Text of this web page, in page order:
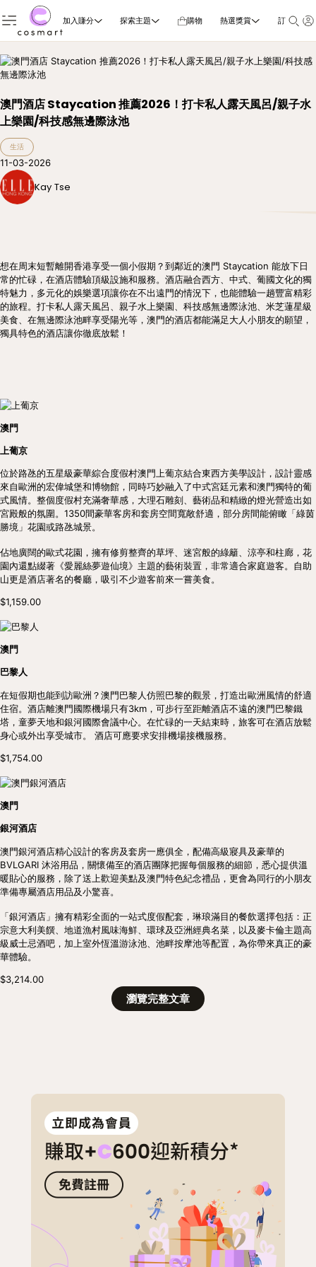
加入賺分 探索主題 購物 熱選獎賞 訂閱雜誌
澳門酒店 Staycation 推薦2026！打卡私人露天風呂/親子水
上樂園/科技感無邊際泳池
生活
11-03-2026
Kay Tse
想在周末短暫離開香港享受一個小假期？到鄰近的澳門 Staycation 能放下日
常的忙碌，在酒店體驗頂級設施和服務。酒店融合西方、中式、葡國文化的獨
特魅力，多元化的娛樂選項讓你在不出遠門的情況下，也能體驗一趟豐富精彩
的旅程。打卡私人露天風呂、親子水上樂園、科技感無邊際泳池、米芝蓮星級
美食、在無邊際泳池畔享受陽光等，澳門的酒店都能滿足大人小朋友的願望，
獨具特色的酒店讓你徹底放鬆！
澳門
上葡京
位於路氹的五星級豪華綜合度假村澳門上葡京結合東西方美學設計，設計靈感
來自歐洲的宏偉城堡和博物館，同時巧妙融入了中式宮廷元素和澳門獨特的葡
式風情。整個度假村充滿奢華感，大理石雕刻、藝術品和精緻的燈光營造出如
宮殿般的氛圍。1350間豪華客房和套房空間寬敞舒適，部分房間能俯瞰「綠茵
勝境」花園或路氹城景。
佔地廣闊的歐式花園，擁有修剪整齊的草坪、迷宮般的綠籬、涼亭和柱廊，花
園內還點綴著《愛麗絲夢遊仙境》主題的藝術裝置，非常適合家庭遊客。自助
山更是酒店著名的餐廳，吸引不少遊客前來一嘗美食。
$1,159.00
澳門
巴黎人
在短假期也能到訪歐洲？澳門巴黎人仿照巴黎的觀景，打造出歐洲風情的舒適
住宿。酒店離澳門國際機場只有3km，可步行至距離酒店不遠的澳門巴黎鐵
塔，童夢天地和銀河國際會議中心。在忙碌的一天結束時，旅客可在酒店放鬆
身心或外出享受城市。 酒店可應要求安排機場接機服務。
$1,754.00
澳門
銀河酒店
澳門銀河酒店精心設計的客房及套房一應俱全，配備高級寢具及豪華的
BVLGARI 沐浴用品，關懷備至的酒店團隊把握每個服務的細節，悉心提供溫
暖貼心的服務，除了送上歡迎美點及澳門特色紀念禮品，更會為同行的小朋友
準備專屬酒店用品及小驚喜。
「銀河酒店」擁有精彩全面的一站式度假配套，琳琅滿目的餐飲選擇包括：正
宗意大利美饌、地道漁村風味海鮮、環球及亞洲經典名菜，以及麥卡倫主題高
級威士忌酒吧，加上室外恆溫游泳池、池畔按摩池等配置，為你帶來真正的豪
華體驗。
$3,214.00
瀏覽完整文章